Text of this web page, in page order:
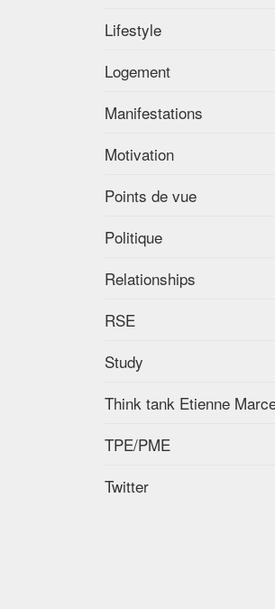
Lifestyle
Logement
Manifestations
Motivation
Points de vue
Politique
Relationships
RSE
Study
Think tank Etienne
TPE/PME
Twitter